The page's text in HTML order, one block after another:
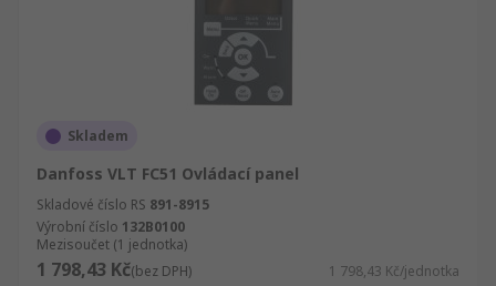
Skladem
Danfoss VLT FC51 Ovládací panel
Skladové číslo RS 891-8915
Výrobní číslo 132B0100
Mezisoučet (1 jednotka)
1 798,43 Kč(bez DPH) 1 798,43 Kč/jednotka